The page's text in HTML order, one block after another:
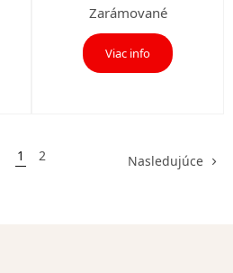
Zarámované
Viac info
1 2 Nasledujúce